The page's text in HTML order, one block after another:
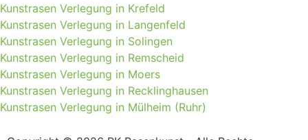
Kunstrasen Verlegung in Krefeld
Kunstrasen Verlegung in Langenfeld
Kunstrasen Verlegung in Solingen
Kunstrasen Verlegung in Remscheid
Kunstrasen Verlegung in Moers
Kunstrasen Verlegung in Recklinghausen
Kunstrasen Verlegung in Mülheim (Ruhr)